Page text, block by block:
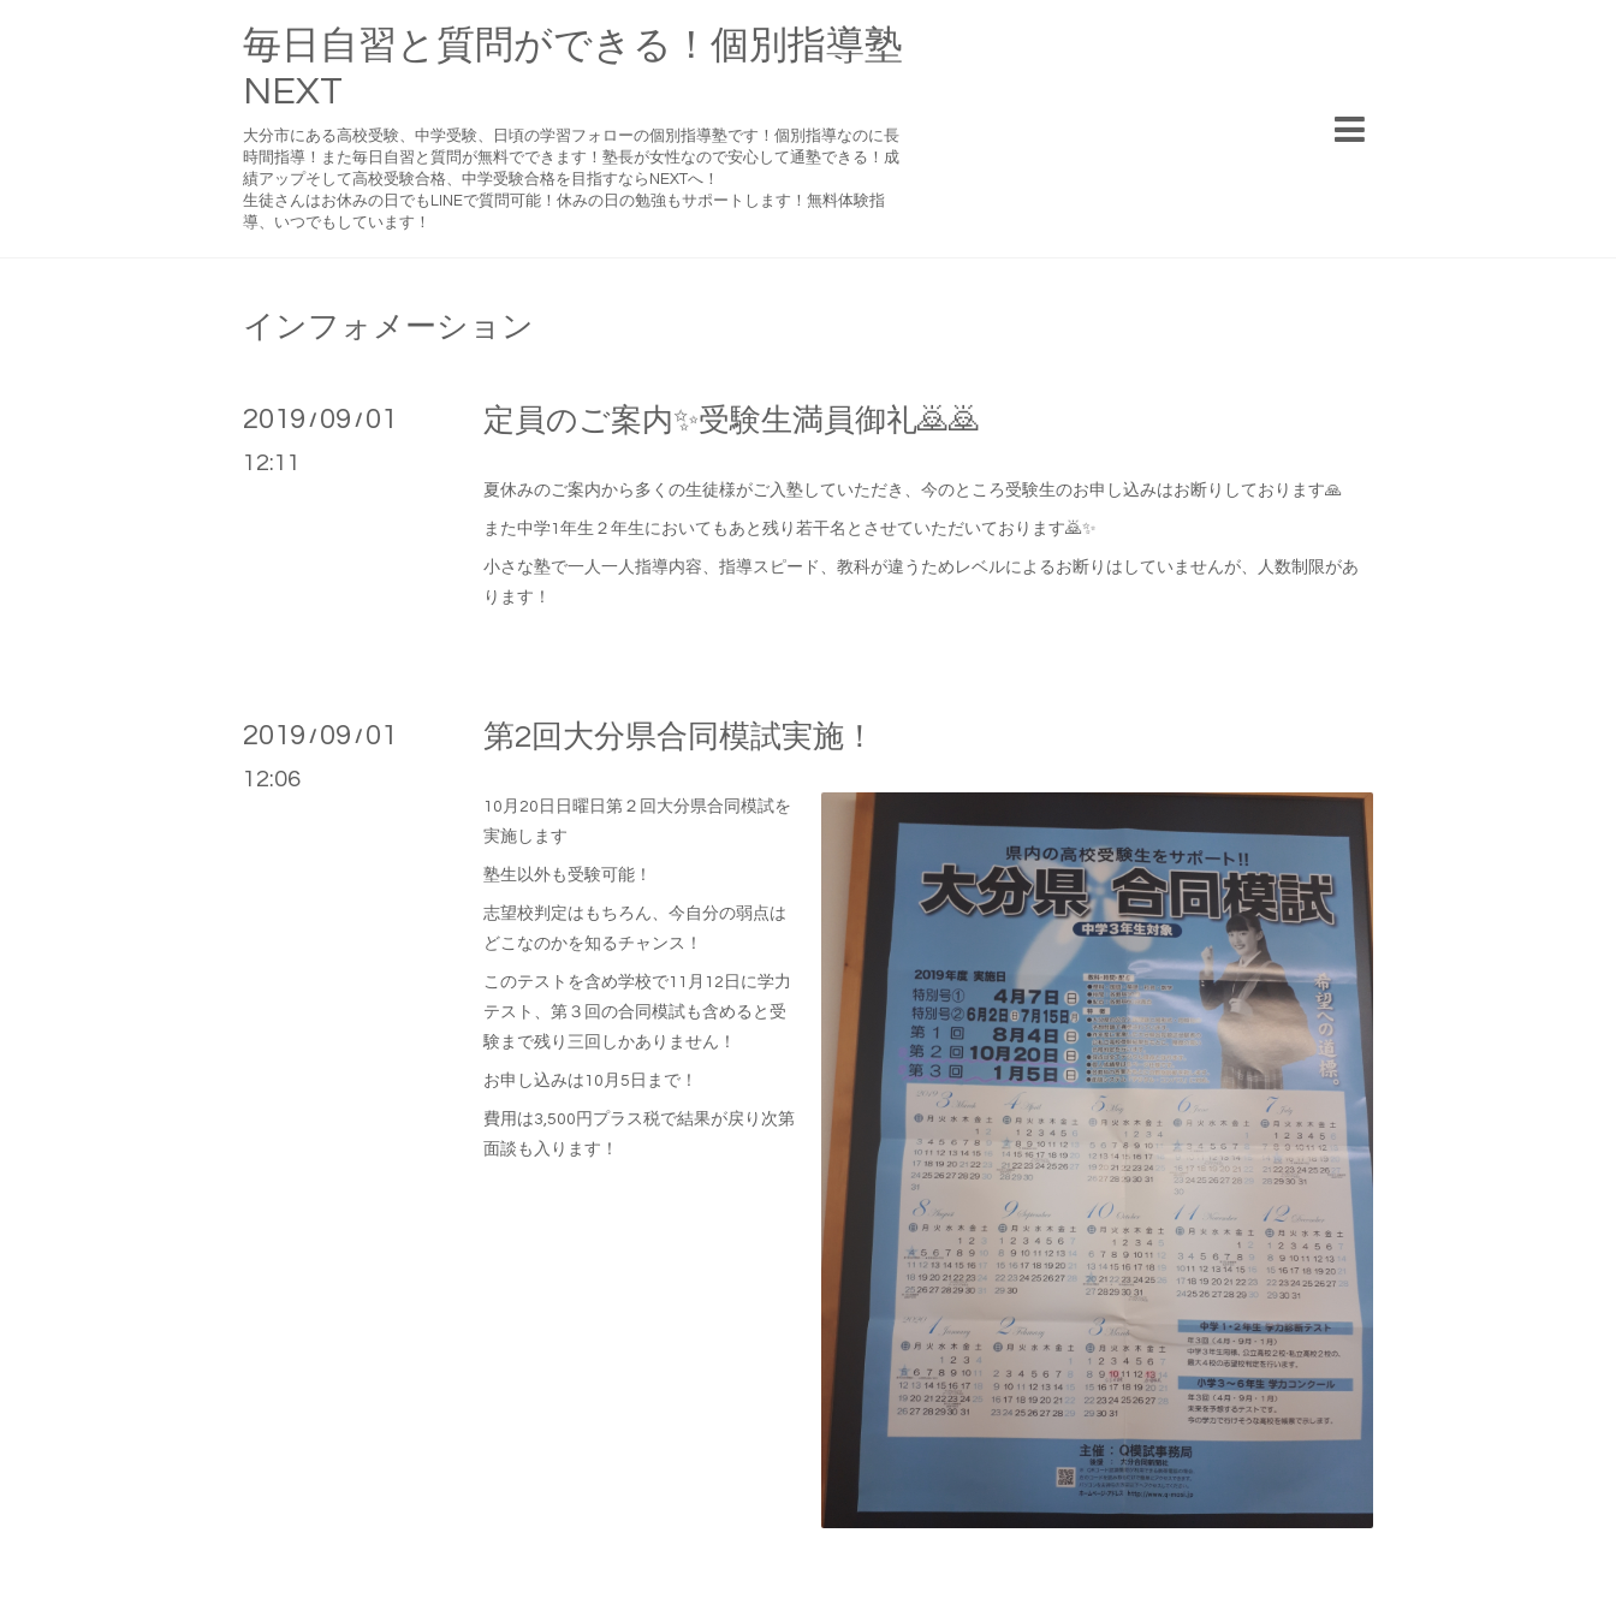
毎日自習と質問ができる！個別指導塾
NEXT
大分市にある高校受験、中学受験、日頃の学習フォローの個別指導塾です！個別指導なのに長
時間指導！また毎日自習と質問が無料でできます！塾長が女性なので安心して通塾できる！成
績アップそして高校受験合格、中学受験合格を目指すならNEXTへ！
生徒さんはお休みの日でもLINEで質問可能！休みの日の勉強もサポートします！無料体験指
導、いつでもしています！
インフォメーション
2019 / 09 / 01
12:11
定員のご案内✨受験生満員御礼🙇🙇
夏休みのご案内から多くの生徒様がご入塾していただき、今のところ受験生のお申し込みはお断りしております🙏
また中学1年生２年生においてもあと残り若干名とさせていただいております🙇✨
小さな塾で一人一人指導内容、指導スピード、教科が違うためレベルによるお断りはしていませんが、人数制限があ
ります！
2019 / 09 / 01
12:06
第2回大分県合同模試実施！
10月20日日曜日第２回大分県合同模試を
実施します
塾生以外も受験可能！
志望校判定はもちろん、今自分の弱点は
どこなのかを知るチャンス！
このテストを含め学校で11月12日に学力
テスト、第３回の合同模試も含めると受
験まで残り三回しかありません！
お申し込みは10月5日まで！
費用は3,500円プラス税で結果が戻り次第
面談も入ります！